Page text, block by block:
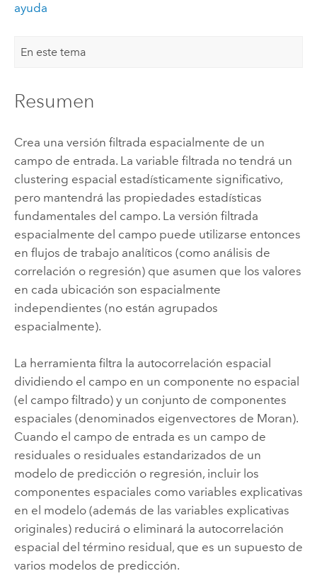
ayuda
En este tema
Resumen
Crea una versión filtrada espacialmente de un
campo de entrada. La variable filtrada no tendrá un
clustering espacial estadísticamente significativo,
pero mantendrá las propiedades estadísticas
fundamentales del campo. La versión filtrada
espacialmente del campo puede utilizarse entonces
en flujos de trabajo analíticos (como análisis de
correlación o regresión) que asumen que los valores
en cada ubicación son espacialmente
independientes (no están agrupados
espacialmente).
La herramienta filtra la autocorrelación espacial
dividiendo el campo en un componente no espacial
(el campo filtrado) y un conjunto de componentes
espaciales (denominados eigenvectores de Moran).
Cuando el campo de entrada es un campo de
residuales o residuales estandarizados de un
modelo de predicción o regresión, incluir los
componentes espaciales como variables explicativas
en el modelo (además de las variables explicativas
originales) reducirá o eliminará la autocorrelación
espacial del término residual, que es un supuesto de
varios modelos de predicción.